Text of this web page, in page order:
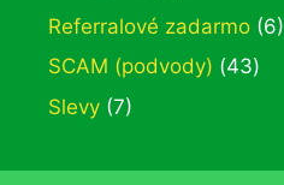
Referralové zadarmo (6)
SCAM (podvody) (43)
Slevy (7)